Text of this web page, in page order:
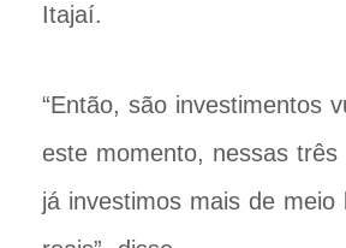
Itajaí.
“Então, são investimentos
este momento, nessas três
já investimos mais de meio